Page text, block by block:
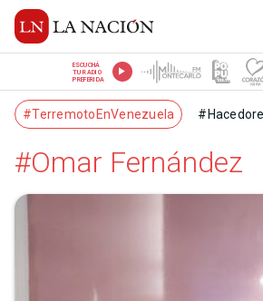
ESCUCHÁ
TU RADIO
PREFERIDA
#TerremotoEnVenezuela
#Omar Fernández